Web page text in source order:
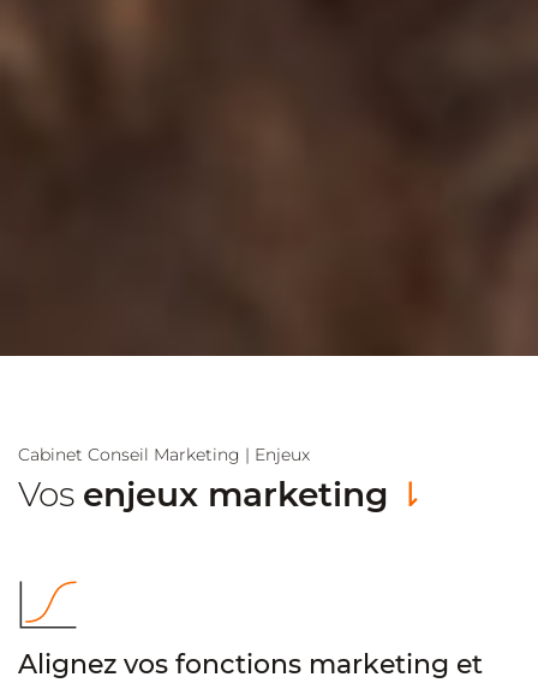
Cabinet Conseil Marketing | Enjeux
Vos enjeux marketing ⇂
Alignez vos fonctions marketing et